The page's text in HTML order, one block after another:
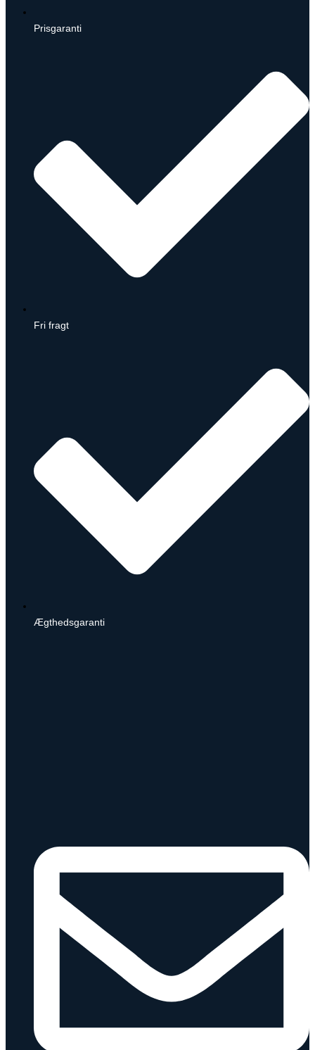
Prisgaranti
Fri fragt
Ægthedsgaranti